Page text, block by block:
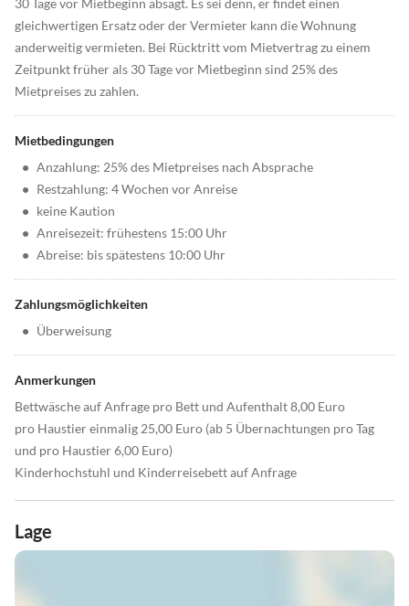
30 Tage vor Mietbeginn absagt. Es sei denn, er findet einen
gleichwertigen Ersatz oder der Vermieter kann die Wohnung
anderweitig vermieten. Bei Rücktritt vom Mietvertrag zu einem
Zeitpunkt früher als 30 Tage vor Mietbeginn sind 25% des
Mietpreises zu zahlen.
Mietbedingungen
• Anzahlung: 25% des Mietpreises nach Absprache
• Restzahlung: 4 Wochen vor Anreise
• keine Kaution
• Anreisezeit: frühestens 15:00 Uhr
• Abreise: bis spätestens 10:00 Uhr
Zahlungsmöglichkeiten
• Überweisung
Anmerkungen
Bettwäsche auf Anfrage pro Bett und Aufenthalt 8,00 Euro
pro Haustier einmalig 25,00 Euro (ab 5 Übernachtungen pro Tag
und pro Haustier 6,00 Euro)
Kinderhochstuhl und Kinderreisebett auf Anfrage
Lage